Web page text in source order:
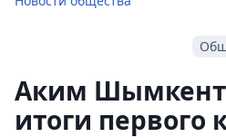
Аким
итоги первого